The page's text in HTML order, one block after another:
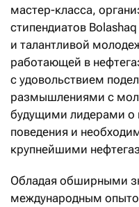
мастер-класса,
стипендиатов
и талантливой
работающей в
с удовольствием
размышлениями с
будущими лидерами о
поведения и
крупнейшими
Обладая обширными
международным